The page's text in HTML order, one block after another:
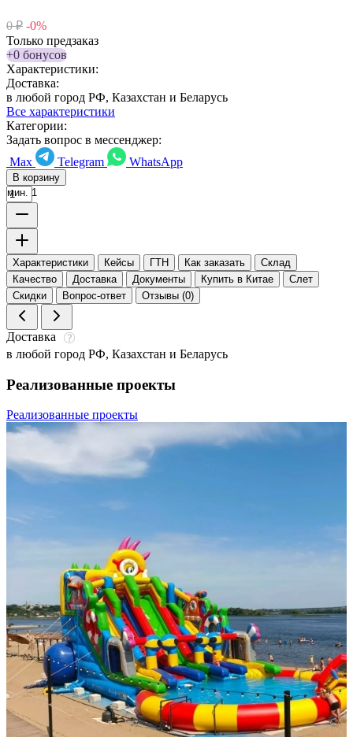
0 ₽ -0%
Только предзаказ
+0 бонусов
Характеристики:
Доставка:
в любой город РФ, Казахстан и Беларусь
Все характеристики
Категории:
Задать вопрос в мессенджер:
Max
Telegram WhatsApp
В корзину
мин. 1
Характеристики Кейсы ГТН Как заказать
Склад
Качество
Доставка Документы Купить в Китае
Слет
Скидки
Вопрос-ответ Отзывы (0)
Доставка
в любой город РФ, Казахстан и Беларусь
Реализованные проекты
Реализованные проекты